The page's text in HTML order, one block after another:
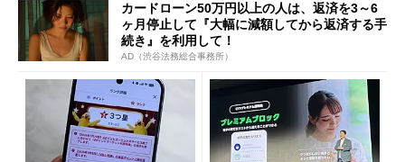
カードローン50万円以上の人は、返済を3～6
ヶ月停止して『大幅に減額してから返済する手
続き』を利用して！
AD（渋谷法務総合事務所）